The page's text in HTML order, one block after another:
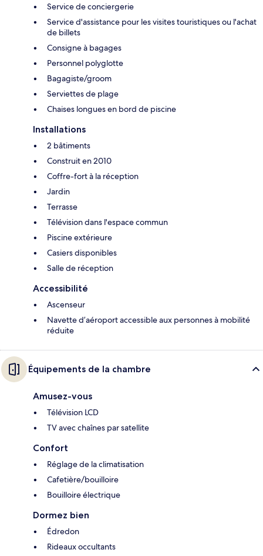
Service de conciergerie
Service d'assistance pour les visites touristiques ou l'achat
de billets
Consigne à bagages
Personnel polyglotte
Bagagiste/groom
Serviettes de plage
Chaises longues en bord de piscine
Installations
2 bâtiments
Construit en 2010
Coffre-fort à la réception
Jardin
Terrasse
Télévision dans l'espace commun
Piscine extérieure
Casiers disponibles
Salle de réception
Accessibilité
Ascenseur
Navette d’aéroport accessible aux personnes à mobilité
réduite
Équipements de la chambre
Amusez-vous
Télévision LCD
TV avec chaînes par satellite
Confort
Réglage de la climatisation
Cafetière/bouilloire
Bouilloire électrique
Dormez bien
Édredon
Rideaux occultants